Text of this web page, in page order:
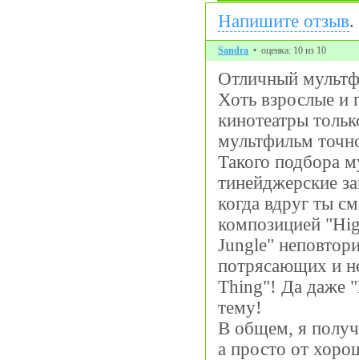
Напишите отзыв.
Sandra • оценка: 10 из 10
Отличный
Хоть взрослые и
кинотеатры
мультфильм
Такого подбора
тинейджерские
когда вдруг ты
композицией
Jungle"
потрясающих и
Thing"! Да даже
тему!
В общем, я
а просто от